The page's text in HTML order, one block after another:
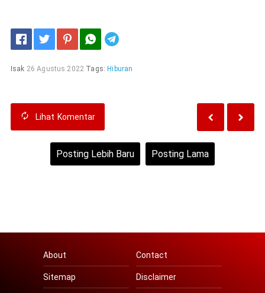
Isak 26 Agustus 2022 Tags: Hiburan
Lihat Komentar
Posting Lebih Baru Posting Lama
About Contact
Sitemap Disclaimer